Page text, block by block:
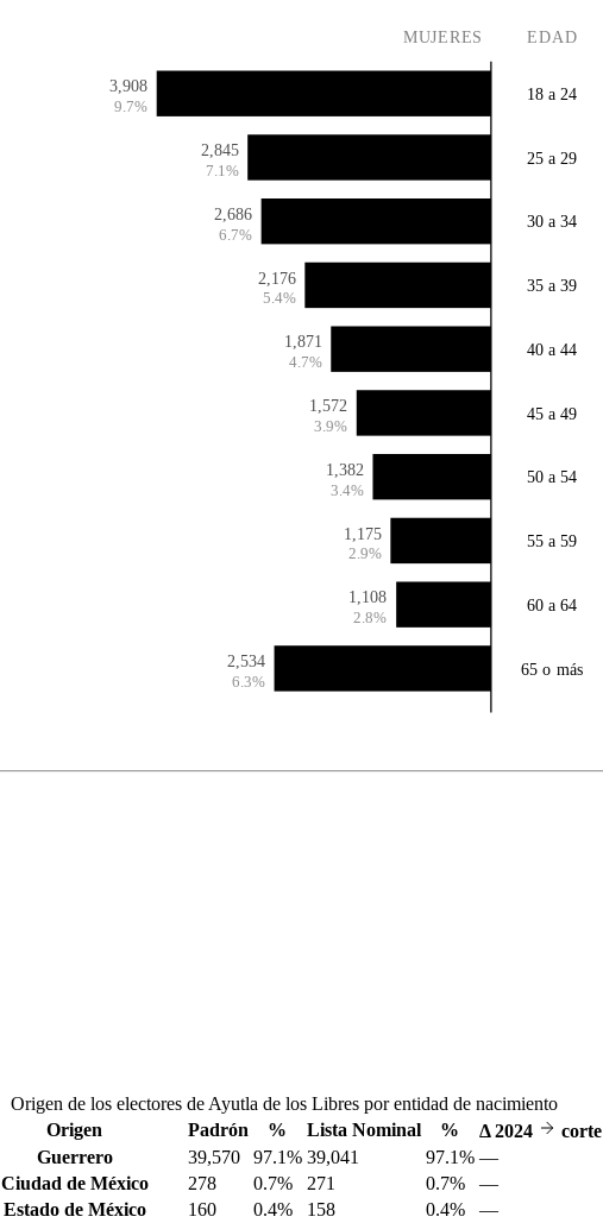
MUJERES EDAD
3,908
9.7%
18 a 24
2,845
7.1%
25 a 29
2,686
6.7%
30 a 34
2,176
5.4%
35 a 39
1,871
4.7%
40 a 44
1,572
3.9%
45 a 49
1,382
3.4%
50 a 54
1,175
2.9%
55 a 59
1,108
2.8%
60 a 64
2,534
6.3%
65 o más
Origen de los electores de Ayutla de los Libres por entidad de nacimiento
Origen
Padrón % Lista Nominal % Δ2024
corte
Guerrero
39,570 97.1% 39,041 97.1% —
Ciudad de México
278 0.7% 271 0.7%
—
Estado de México
160 0.4% 158 0.4%
—